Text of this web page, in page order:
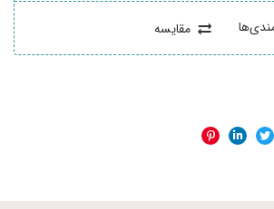
مقایسه
توییترلینکدینپینترست